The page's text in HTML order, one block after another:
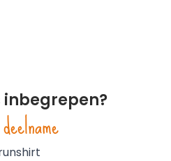
inbegrepen?